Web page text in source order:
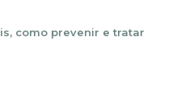
como prevenir e tratar